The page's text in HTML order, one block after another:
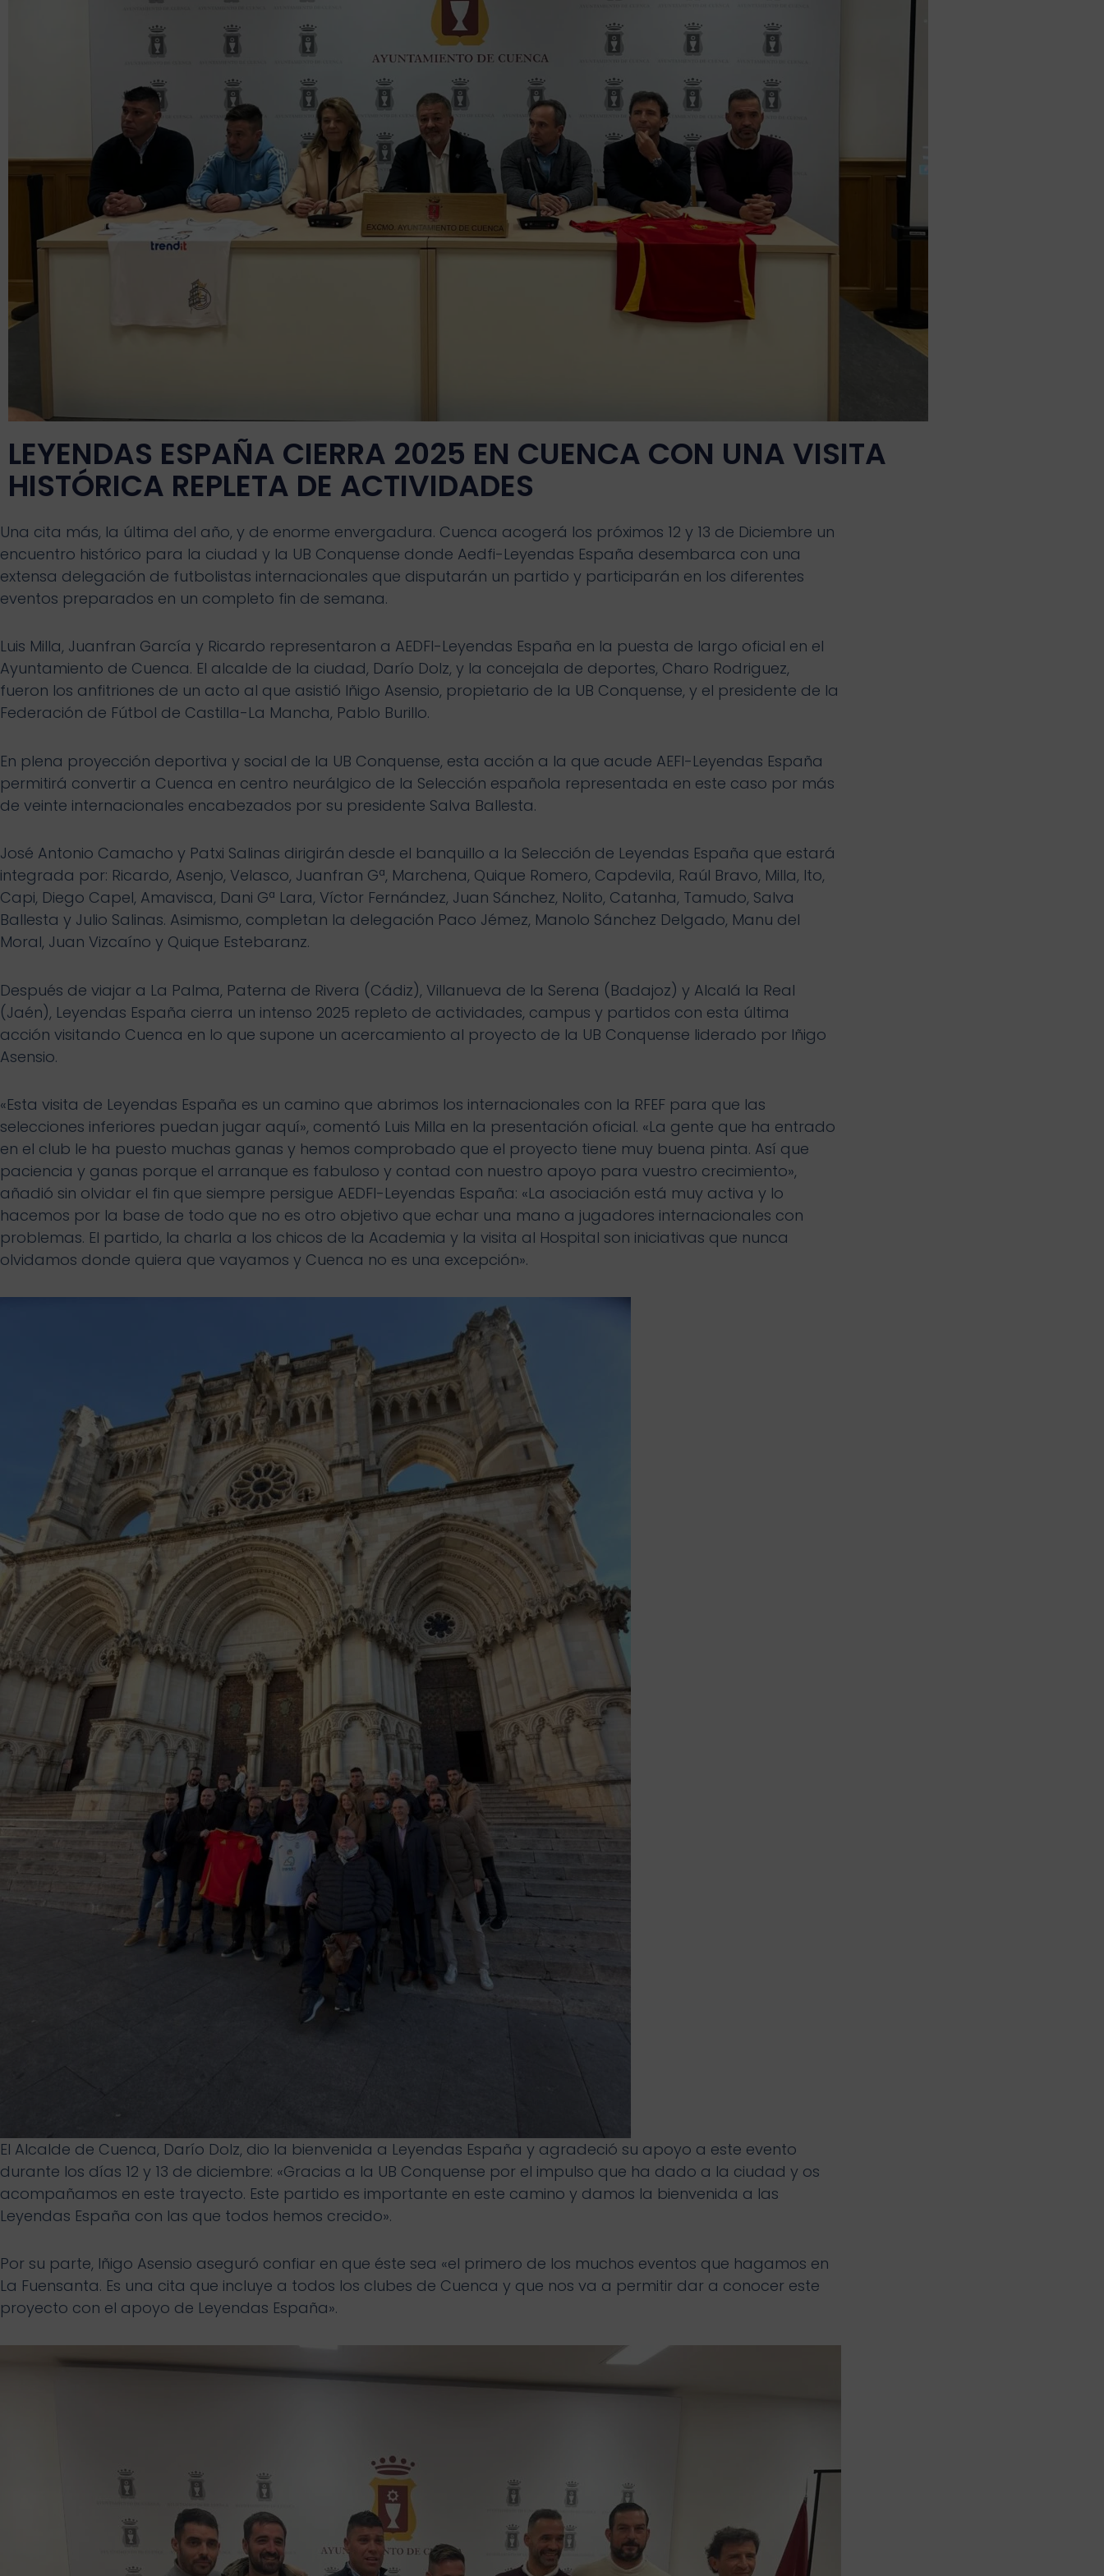
LEYENDAS ESPAÑA CIERRA 2025 EN CUENCA CON UNA VISITA
HISTÓRICA REPLETA DE ACTIVIDADES
Una cita más, la última del año, y de enorme envergadura. Cuenca acogerá los próximos 12 y 13 de Diciembre un
encuentro histórico para la ciudad y la UB Conquense donde Aedfi-Leyendas España desembarca con una
extensa delegación de futbolistas internacionales que disputarán un partido y participarán en los diferentes
eventos preparados en un completo fin de semana.
Luis Milla, Juanfran García y Ricardo representaron a AEDFI-Leyendas España en la puesta de largo oficial en el
Ayuntamiento de Cuenca. El alcalde de la ciudad, Darío Dolz, y la concejala de deportes, Charo Rodriguez,
fueron los anfitriones de un acto al que asistió Iñigo Asensio, propietario de la UB Conquense, y el presidente de la
Federación de Fútbol de Castilla-La Mancha, Pablo Burillo.
En plena proyección deportiva y social de la UB Conquense, esta acción a la que acude AEFI-Leyendas España
permitirá convertir a Cuenca en centro neurálgico de la Selección española representada en este caso por más
de veinte internacionales encabezados por su presidente Salva Ballesta.
José Antonio Camacho y Patxi Salinas dirigirán desde el banquillo a la Selección de Leyendas España que estará
integrada por: Ricardo, Asenjo, Velasco, Juanfran Gª, Marchena, Quique Romero, Capdevila, Raúl Bravo, Milla, Ito,
Capi, Diego Capel, Amavisca, Dani Gª Lara, Víctor Fernández, Juan Sánchez, Nolito, Catanha, Tamudo, Salva
Ballesta y Julio Salinas. Asimismo, completan la delegación Paco Jémez, Manolo Sánchez Delgado, Manu del
Moral, Juan Vizcaíno y Quique Estebaranz.
Después de viajar a La Palma, Paterna de Rivera (Cádiz), Villanueva de la Serena (Badajoz) y Alcalá la Real
(Jaén), Leyendas España cierra un intenso 2025 repleto de actividades, campus y partidos con esta última
acción visitando Cuenca en lo que supone un acercamiento al proyecto de la UB Conquense liderado por Iñigo
Asensio.
«Esta visita de Leyendas España es un camino que abrimos los internacionales con la RFEF para que las
selecciones inferiores puedan jugar aquí», comentó Luis Milla en la presentación oficial. «La gente que ha entrado
en el club le ha puesto muchas ganas y hemos comprobado que el proyecto tiene muy buena pinta. Así que
paciencia y ganas porque el arranque es fabuloso y contad con nuestro apoyo para vuestro crecimiento»,
añadió sin olvidar el fin que siempre persigue AEDFI-Leyendas España: «La asociación está muy activa y lo
hacemos por la base de todo que no es otro objetivo que echar una mano a jugadores internacionales con
problemas. El partido, la charla a los chicos de la Academia y la visita al Hospital son iniciativas que nunca
olvidamos donde quiera que vayamos y Cuenca no es una excepción».
El Alcalde de Cuenca, Darío Dolz, dio la bienvenida a Leyendas España y agradeció su apoyo a este evento
durante los días 12 y 13 de diciembre: «Gracias a la UB Conquense por el impulso que ha dado a la ciudad y os
acompañamos en este trayecto. Este partido es importante en este camino y damos la bienvenida a las
Leyendas España con las que todos hemos crecido».
Por su parte, Iñigo Asensio aseguró confiar en que éste sea «el primero de los muchos eventos que hagamos en
La Fuensanta. Es una cita que incluye a todos los clubes de Cuenca y que nos va a permitir dar a conocer este
proyecto con el apoyo de Leyendas España».